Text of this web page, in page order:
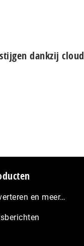
dankzij cloud
en meer…